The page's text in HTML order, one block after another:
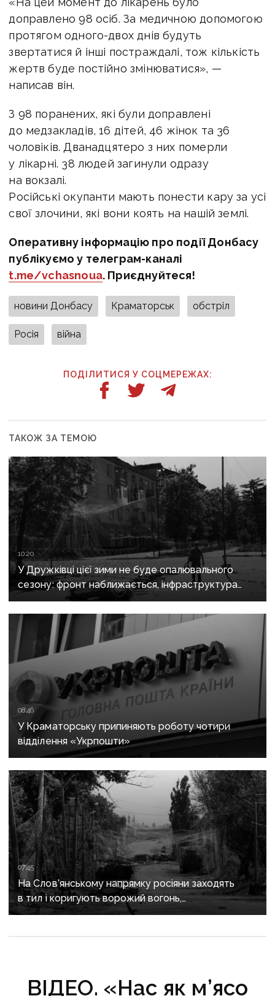
доправлено 98 осіб. За медичною допомогою
протягом одного-двох днів будуть
звертатися й інші постраждалі, тож кількість
жертв буде постійно змінюватися», —
написав він.
З 98 поранених, які були доправлені
до медзакладів, 16 дітей, 46 жінок та 36
чоловіків. Дванадцятеро з них померли
у лікарні. 38 людей загинули одразу
на вокзалі.
Російські окупанти мають понести кару за усі
свої злочини, які вони коять на нашій землі.
Оперативну інформацію про події Донбасу
публікуємо у телеграм-каналі
t.me/vchasnoua. Приєднуйтеся!
новини Донбасу Краматорськ обстріл
Росія війна
ПОДІЛИТИСЯ У СОЦМЕРЕЖАХ:
ТАКОЖ ЗА ТЕМОЮ
10:20
У Дружківці цієї зими не буде опалювального
сезону: фронт наближається, інфраструктура
критично зруйнована
08:46
У Краматорську припиняють роботу чотири
відділення «Укрпошти»
07:45
На Слов’янському напрямку росіяни заходять
в тил і коригують ворожий вогонь,
на Краматорському «промацують» слабкі
ВІДЕО. «Нас як м’ясо